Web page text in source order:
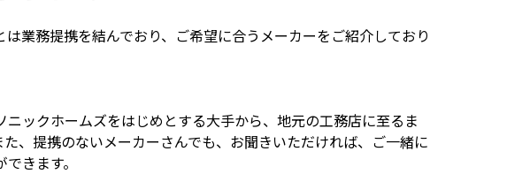
業務提携を結んでおり、ご希望に合うメーカーをご紹介しており
ックホームズをはじめとする大手から、地元の工務店に至るま
、提携のないメーカーさんでも、お聞きいただければ、ご一緒に
きます。